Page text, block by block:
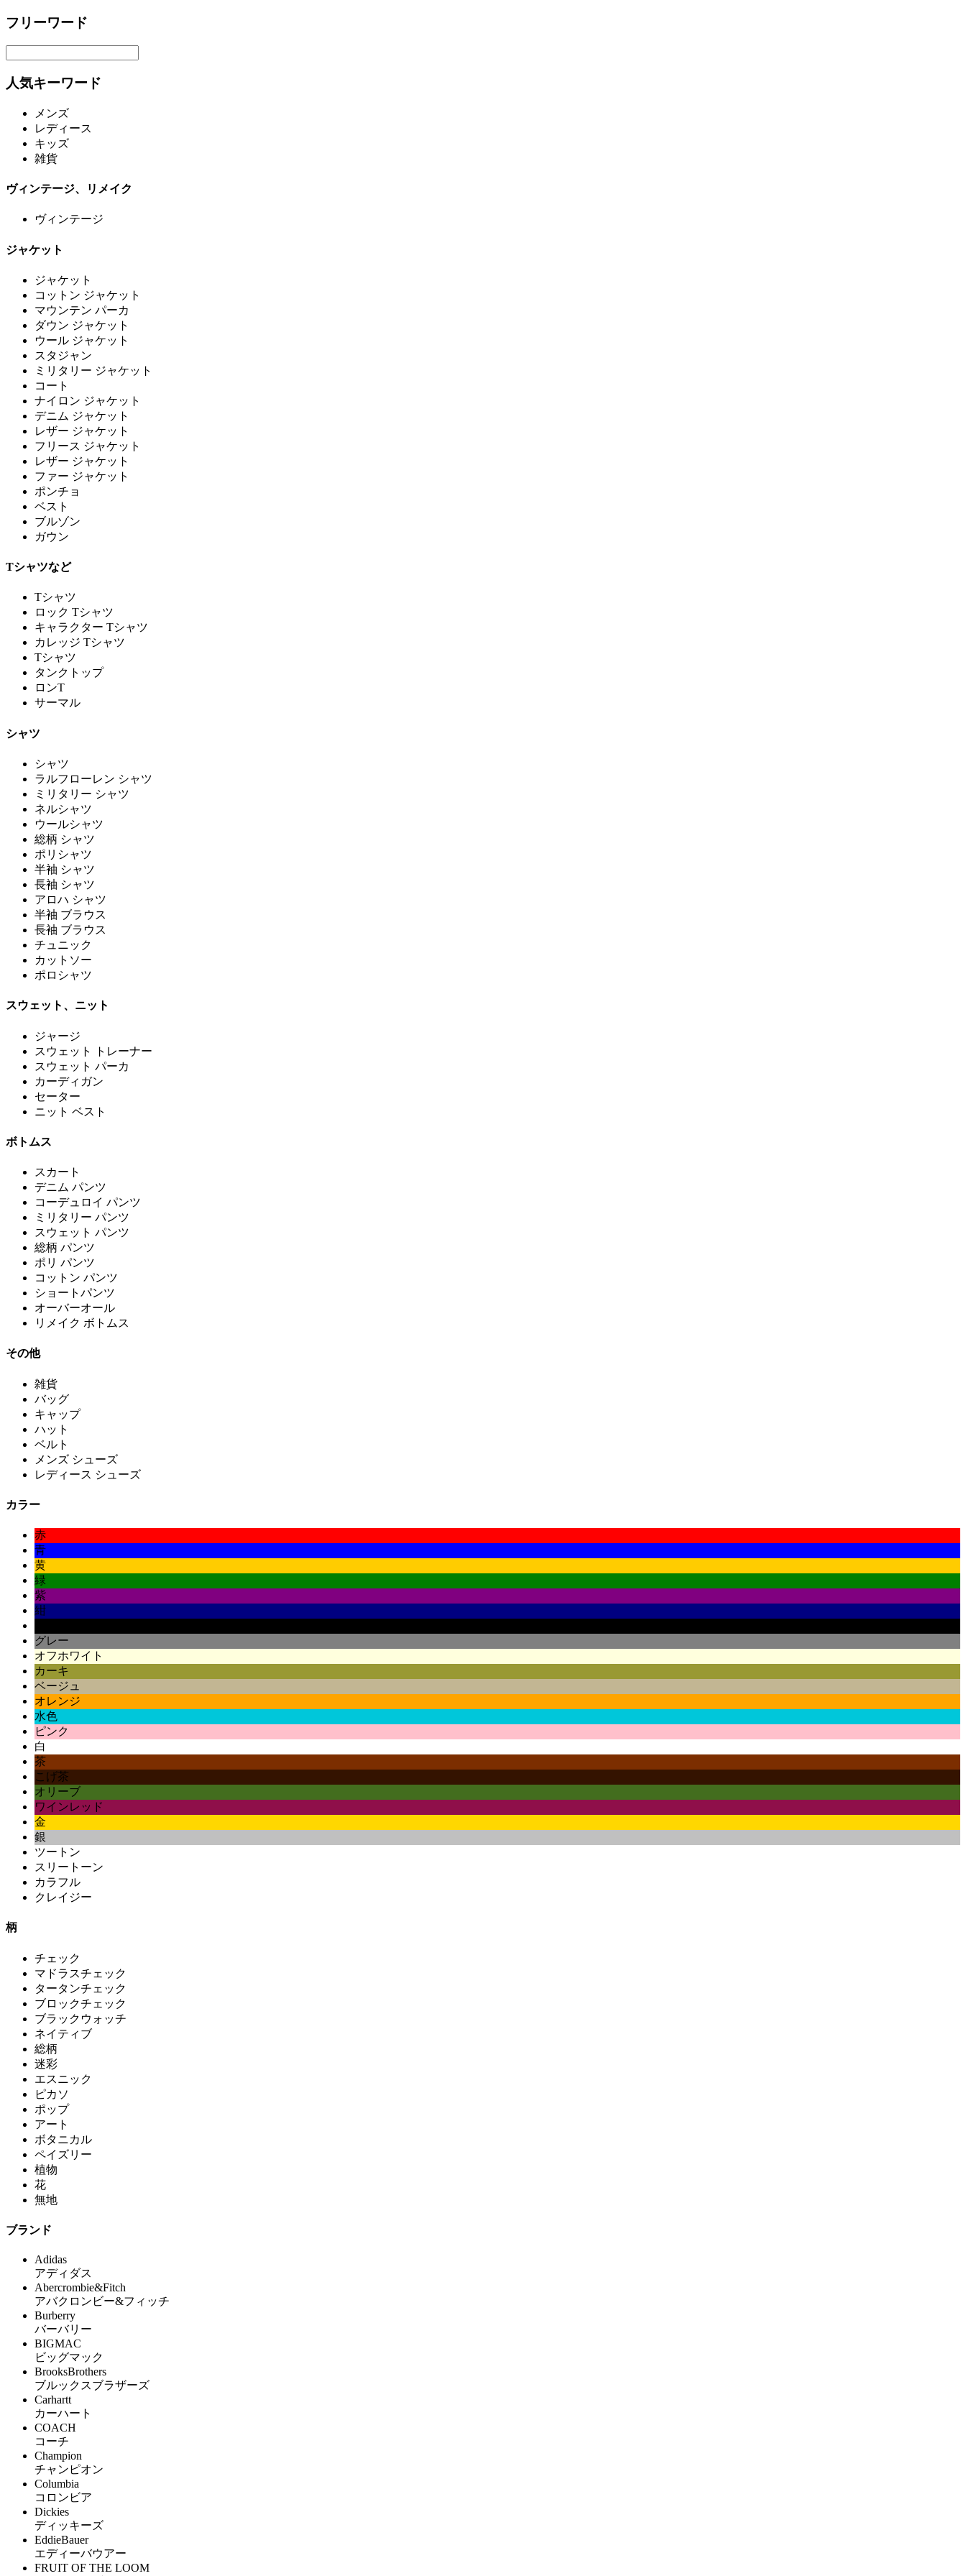
フリーワード
人気キーワード
メンズ
レディース
キッズ
雑貨
ヴィンテージ、リメイク
ヴィンテージ
ジャケット
ジャケット
コットン ジャケット
マウンテン パーカ
ダウン ジャケット
ウール ジャケット
スタジャン
ミリタリー ジャケット
コート
ナイロン ジャケット
デニム ジャケット
レザー ジャケット
フリース ジャケット
レザー ジャケット
ファー ジャケット
ポンチョ
ベスト
ブルゾン
ガウン
Tシャツなど
Tシャツ
ロック Tシャツ
キャラクター Tシャツ
カレッジ Tシャツ
Tシャツ
タンクトップ
ロンT
サーマル
シャツ
シャツ
ラルフローレン シャツ
ミリタリー シャツ
ネルシャツ
ウールシャツ
総柄 シャツ
ポリシャツ
半袖 シャツ
長袖 シャツ
アロハ シャツ
半袖 ブラウス
長袖 ブラウス
チュニック
カットソー
ポロシャツ
スウェット、ニット
ジャージ
スウェット トレーナー
スウェット パーカ
カーディガン
セーター
ニット ベスト
ボトムス
スカート
デニム パンツ
コーデュロイ パンツ
ミリタリー パンツ
スウェット パンツ
総柄 パンツ
ポリ パンツ
コットン パンツ
ショートパンツ
オーバーオール
リメイク ボトムス
その他
雑貨
バッグ
キャップ
ハット
ベルト
メンズ シューズ
レディース シューズ
カラー
赤
青
黄
緑
紫
紺
グレー
オフホワイト
カーキ
ベージュ
オレンジ
水色
ピンク
白
茶
こげ茶
オリーブ
ワインレッド
金
銀
ツートン
スリートーン
カラフル
クレイジー
柄
チェック
マドラスチェック
タータンチェック
ブロックチェック
ブラックウォッチ
ネイティブ
総柄
迷彩
エスニック
ピカソ
ポップ
アート
ボタニカル
ペイズリー
植物
花
無地
ブランド
Adidas
アディダス
Abercrombie&Fitch
アバクロンビー&フィッチ
Burberry
バーバリー
BIGMAC
ビッグマック
BrooksBrothers
ブルックスブラザーズ
Carhartt
カーハート
COACH
コーチ
Champion
チャンピオン
Columbia
コロンビア
Dickies
ディッキーズ
EddieBauer
エディーバウアー
FRUIT OF THE LOOM